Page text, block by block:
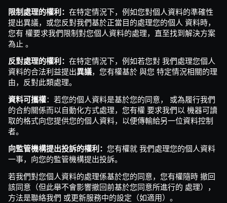
限制處理的權利： 在特定情況下，例如您對個人資料的準確性
提出異議，或您反對我們基於正當目的處理您的個人 資料時，
您有 權要求我們限制對您個人資料的處理，直至找到解決方案
為止 。
反對處理的權利： 在特定情況下，例如若您對 我們處理您個人
資料的合法利益提出異議，您有權基於 與您 特定情況相關的理
由，反對此類處理。
資料可攜權：若您的個人資料是基於您的同意， 或為履行我們
的合約關係而以自動化方式處理，您有權 要求我們以 機器可讀
取的格式向您提供您的個人資料，以便傳輸給另一位資料控制
者。
向監管機構提出投訴的權利： 您有權就 我們處理您的個人資料
一事，向您的監管機構提出投訴。
若我們對您個人資料的處理係基於您的同意，您有權隨時 撤回
該同意（但此舉不會影響撤回前基於您同意所進行的 處理），
方法是聯絡我們 或更新服務中的設定（如適用）。